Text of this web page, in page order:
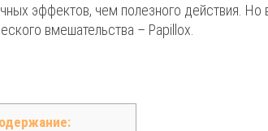
эффектов, чем полезного действия.
вмешательства – Papillox.